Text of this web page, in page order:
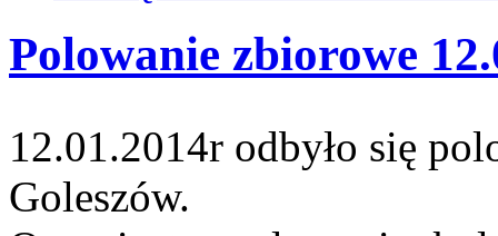
Polowanie zbiorowe
12.01.2014r odbyło się
Goleszów.